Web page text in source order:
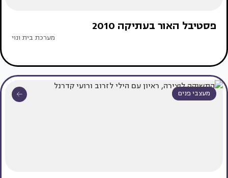
פסטיבל האור בעתיקה 2010
מערכת בית ונוי
מעצבי פנים